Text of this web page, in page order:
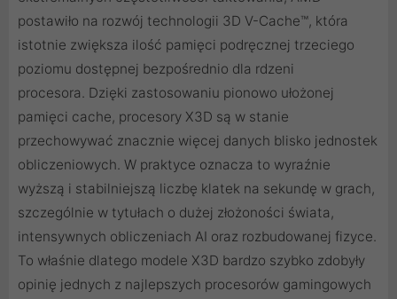
postawiło na rozwój technologii 3D V-Cache™, która
istotnie zwiększa ilość pamięci podręcznej trzeciego
poziomu dostępnej bezpośrednio dla rdzeni
procesora. Dzięki zastosowaniu pionowo ułożonej
pamięci cache, procesory X3D są w stanie
przechowywać znacznie więcej danych blisko jednostek
obliczeniowych. W praktyce oznacza to wyraźnie
wyższą i stabilniejszą liczbę klatek na sekundę w grach,
szczególnie w tytułach o dużej złożoności świata,
intensywnych obliczeniach AI oraz rozbudowanej fizyce.
To właśnie dlatego modele X3D bardzo szybko zdobyły
opinię jednych z najlepszych procesorów gamingowych